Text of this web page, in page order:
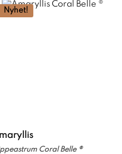
Nyhet!
Coral Belle ®